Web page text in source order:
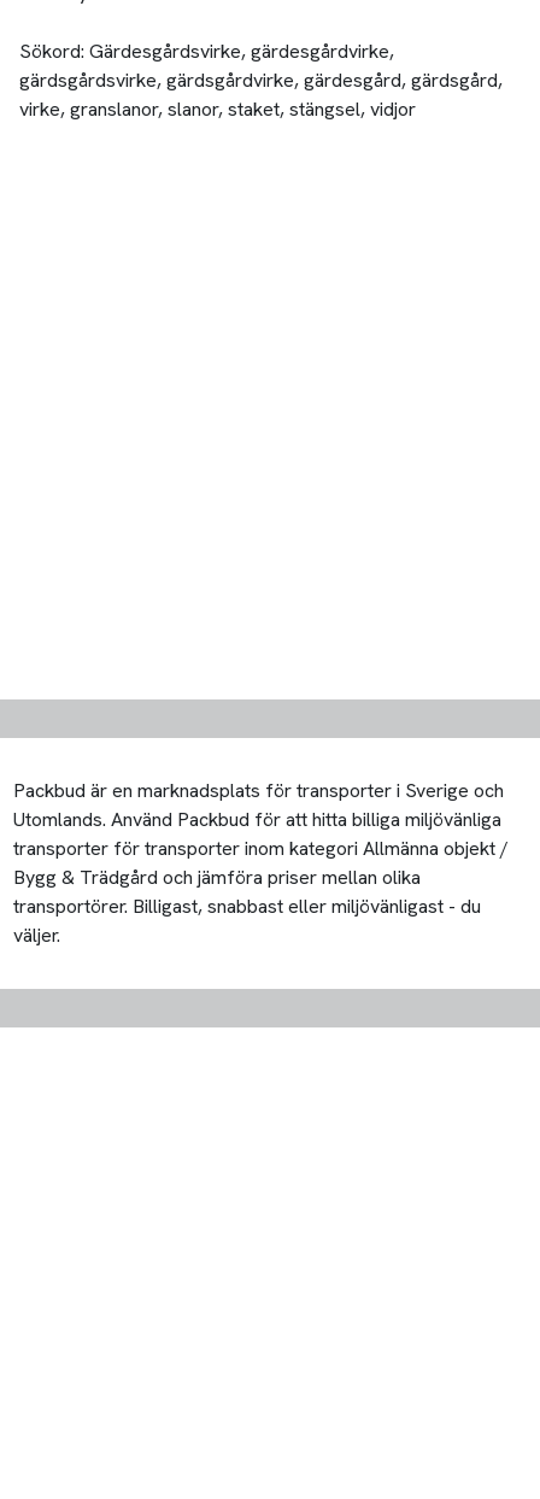
Sökord: Gärdesgårdsvirke, gärdesgårdvirke,
gärdsgårdsvirke, gärdsgårdvirke, gärdesgård, gärdsgård,
virke, granslanor, slanor, staket, stängsel, vidjor
Packbud är en marknadsplats för transporter i Sverige och
Utomlands. Använd Packbud för att hitta billiga miljövänliga
transporter för transporter inom kategori Allmänna objekt /
Bygg & Trädgård och jämföra priser mellan olika
transportörer. Billigast, snabbast eller miljövänligast - du
väljer.